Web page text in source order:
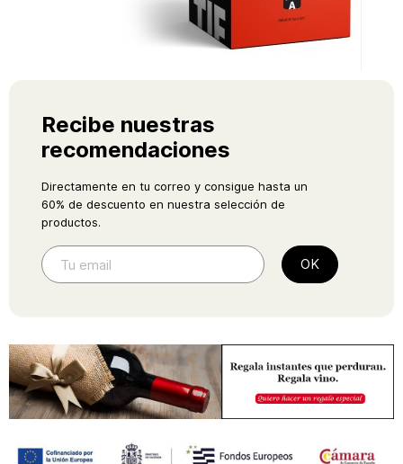
Recibe nuestras
recomendaciones
Directamente en tu correo y consigue hasta un
60% de descuento en nuestra selección de
productos.